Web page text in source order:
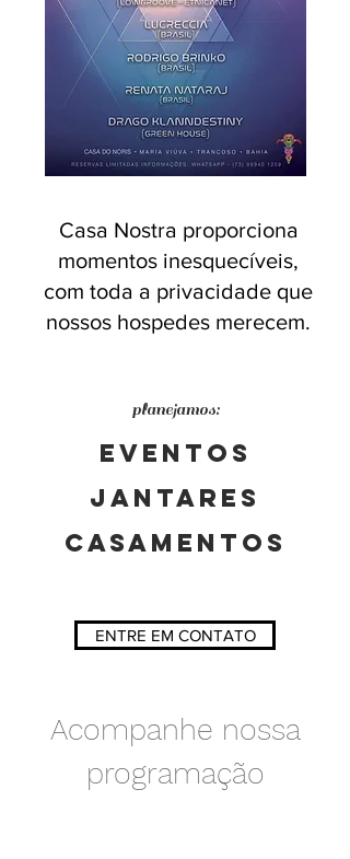
Casa Nostra proporciona
momentos inesquecíveis,
com toda a privacidade que
nossos hospedes merecem.
planejamos:
Eventos
jantares
Casamentos
ENTRE EM CONTATO
Acompanhe nossa
programação